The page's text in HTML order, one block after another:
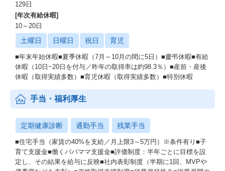
129日
[年次有給休暇]
10～20日
土曜日 日曜日 祝日 育児
■年末年始休暇■夏季休暇（7月～10月の間に5日）■慶弔休暇■有給
休暇（10日~20日を付与／昨年の取得率は約98.3％）■産前・産後
休暇（取得実績多数）■育児休暇（取得実績多数）■特別休暇
手当・福利厚生
定期健康診断 通勤手当 残業手当
■住宅手当（家賃の40%を支給／月上限3～5万円）※条件有り■子
育て支援金■働くパパママ支援金■評価制度：半年ごとに目標を設
定し、その結果を給与に反映■社内表彰制度（半期に1回、MVPや